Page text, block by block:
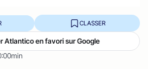
CLASSER
Atlantico en favori sur Google